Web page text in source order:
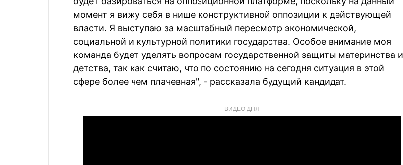
момент я вижу себя в нише конструктивной оппозиции к действующей
власти. Я выступаю за масштабный пересмотр экономической,
социальной и культурной политики государства. Особое внимание моя
команда будет уделять вопросам государственной защиты материнства и
детства, так как считаю, что по состоянию на сегодня ситуация в этой
сфере более чем плачевная", - рассказала будущий кандидат.
ВИДЕО ДНЯ